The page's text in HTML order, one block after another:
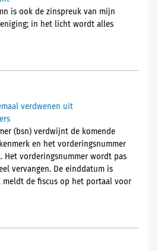
is ook de zinspreuk van mijn
in het licht wordt alles
verdwenen uit
(bsn) verdwijnt de komende
en het vorderingsnummer
Het vorderingsnummer wordt pas
vervangen. De einddatum is
meldt de fiscus op het portaal voor